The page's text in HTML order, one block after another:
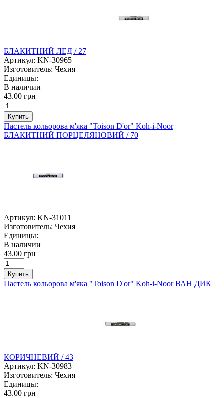
БЛАКИТНИЙ ЛЕД / 27
Артикул: KN-30965
Изготовитель: Чехия
Единицы:
В наличии
43.00 грн
Купить
Пастель кольорова м'яка "Toison D'or" Koh-i-Noor
БЛАКИТНИЙ ПОРЦЕЛЯНОВИЙ / 70
Артикул: KN-31011
Изготовитель: Чехия
Единицы:
В наличии
43.00 грн
Купить
Пастель кольорова м'яка "Toison D'or" Koh-i-Noor ВАН ДИК
КОРИЧНЕВИЙ / 43
Артикул: KN-30983
Изготовитель: Чехия
Единицы:
43.00 грн